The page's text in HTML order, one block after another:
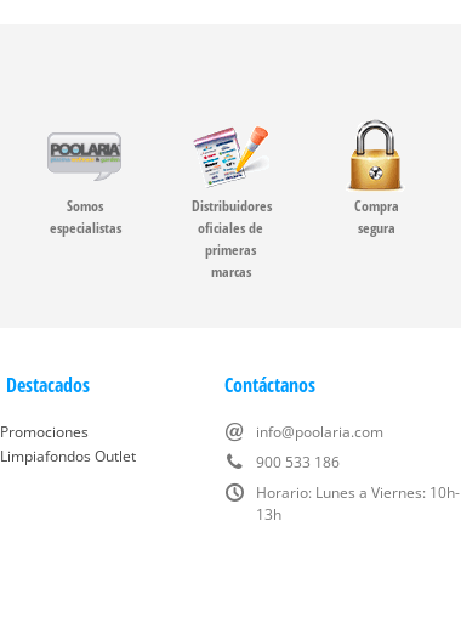
Somos
especialistas
Distribuidores
oficiales de
primeras
marcas
Compra
segura
Destacados
Promociones
Limpiafondos Outlet
Contáctanos
info@poolaria.com
900 533 186
Horario: Lunes a Viernes: 10h-
13h